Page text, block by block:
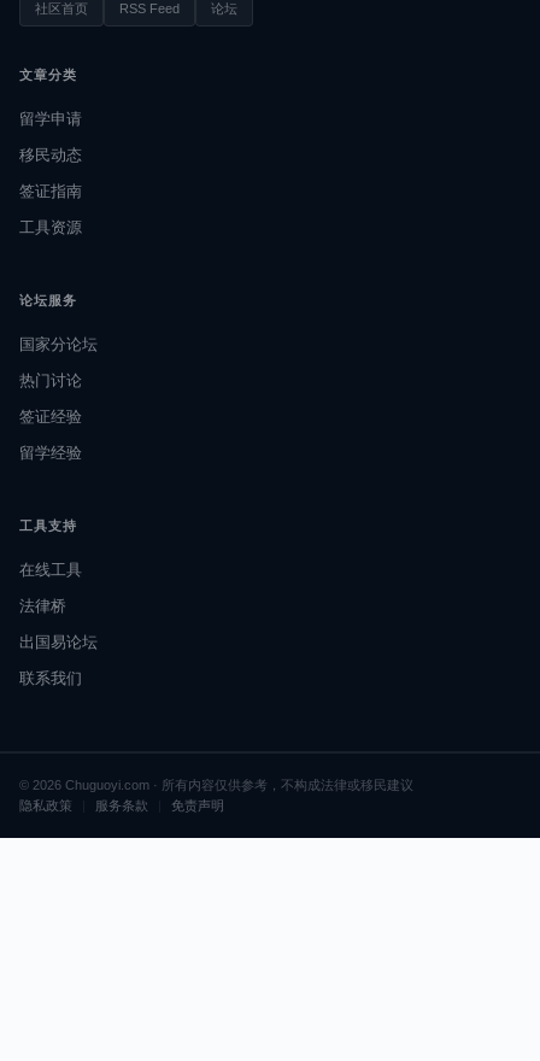
社区首页 RSS Feed 论坛
文章分类
留学申请
移民动态
签证指南
工具资源
论坛服务
国家分论坛
热门讨论
签证经验
留学经验
工具支持
在线工具
法律桥
出国易论坛
联系我们
© 2026 Chuguoyi.com · 所有内容仅供参考，不构成法律或移民建议
隐私政策
服务条款 免责声明